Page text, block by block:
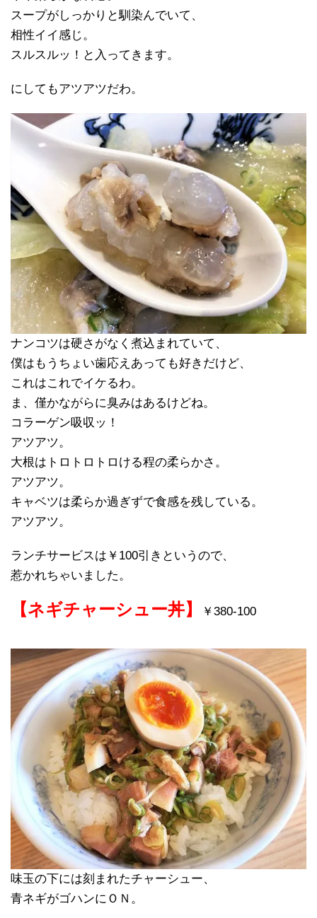
スープがしっかりと馴染んでいて、
相性イイ感じ。
スルスルッ！と入ってきます。
にしてもアツアツだわ。
ナンコツは硬さがなく煮込まれていて、
僕はもうちょい歯応えあっても好きだけど、
これはこれでイケるわ。
ま、僅かながらに臭みはあるけどね。
コラーゲン吸収ッ！
アツアツ。
大根はトロトロトロける程の柔らかさ。
アツアツ。
キャベツは柔らか過ぎずで食感を残している。
アツアツ。
ランチサービスは￥ 100引きというので、
惹かれちゃいました。
【ネギチャーシュー丼】 ￥ 380-100
味玉の下には刻まれたチャーシュー、
青ネギがゴハンにＯＮ。